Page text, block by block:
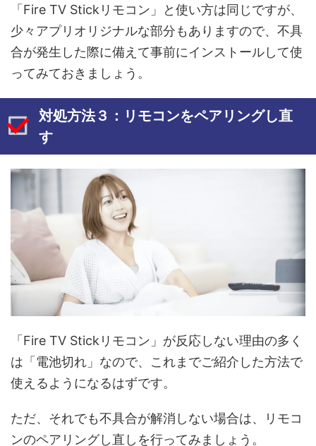
「Fire TV Stickリモコン」と使い方は同じですが、
少々アプリオリジナルな部分もありますので、不具
合が発生した際に備えて事前にインストールして使
ってみておきましょう。
対処方法３：リモコンをペアリングし直
す
「Fire TV Stickリモコン」が反応しない理由の多く
は「電池切れ」なので、これまでご紹介した方法で
使えるようになるはずです。
ただ、それでも不具合が解消しない場合は、リモコ
ンのペアリングし直しを行ってみましょう。